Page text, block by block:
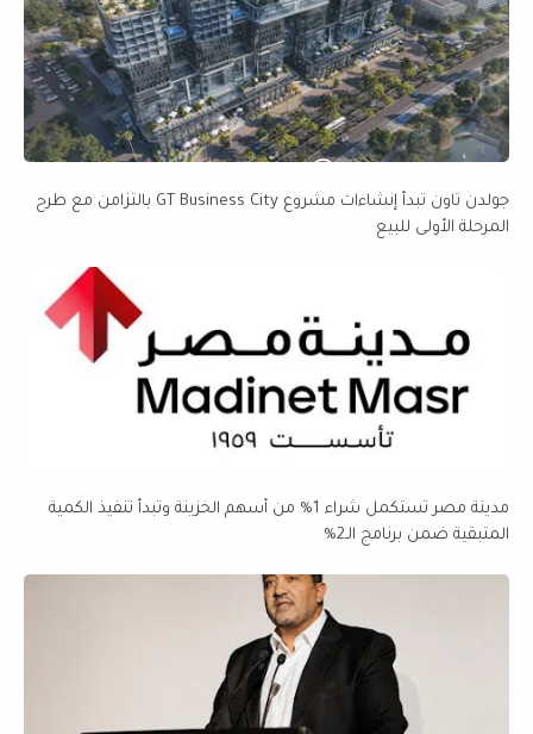
جولدن تاون تبدأ إنشاءات مشروع GT Business City بالتزامن مع طرح
المرحلة الأولى للبيع
مدينة مصر تستكمل شراء 1% من أسهم الخزينة وتبدأ تنفيذ الكمية
المتبقية ضمن برنامج الـ2%